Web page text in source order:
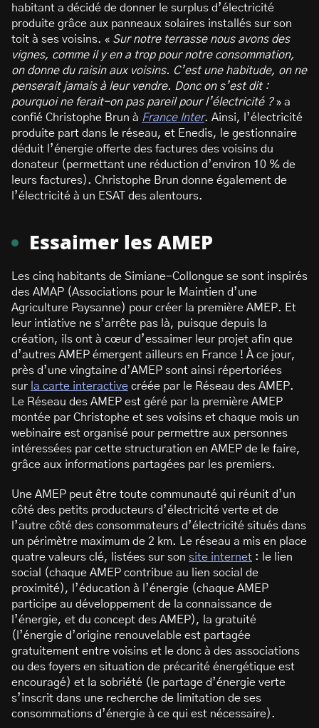
habitant a décidé de donner le surplus d’électricité
produite grâce aux panneaux solaires installés sur son
toit à ses voisins. « Sur notre terrasse nous avons des
vignes, comme il y en a trop pour notre consommation,
on donne du raisin aux voisins. C’est une habitude, on ne
penserait jamais à leur vendre. Donc on s’est dit :
pourquoi ne ferait-on pas pareil pour l’électricité ?» a
confié Christophe Brun à France Inter. Ainsi, l’électricité
produite part dans le réseau, et Enedis, le gestionnaire
déduit l’énergie offerte des factures des voisins du
donateur (permettant une réduction d’environ 10 % de
leurs factures). Christophe Brun donne également de
l’électricité à un ESAT des alentours.
Essaimer les AMEP
Les cinq habitants de Simiane-Collongue se sont inspirés
des AMAP (Associations pour le Maintien d’une
Agriculture Paysanne) pour créer la première AMEP. Et
leur intiative ne s’arrête pas là, puisque depuis la
création, ils ont à cœur d’essaimer leur projet afin que
d’autres AMEP émergent ailleurs en France ! À ce jour,
près d’une vingtaine d’AMEP sont ainsi répertoriées
sur la carte interactive créée par le Réseau des AMEP.
Le Réseau des AMEP est géré par la première AMEP
montée par Christophe et ses voisins et chaque mois un
webinaire est organisé pour permettre aux personnes
intéressées par cette structuration en AMEP de le faire,
grâce aux informations partagées par les premiers.
Une AMEP peut être toute communauté qui réunit d’un
côté des petits producteurs d’électricité verte et de
l’autre côté des consommateurs d’électricité situés dans
un périmètre maximum de 2 km. Le réseau a mis en place
quatre valeurs clé, listées sur son site internet : le lien
social (chaque AMEP contribue au lien social de
proximité), l’éducation à l’énergie (chaque AMEP
participe au développement de la connaissance de
l’énergie, et du concept des AMEP), la gratuité
(l’énergie d’origine renouvelable est partagée
gratuitement entre voisins et le donc à des associations
ou des foyers en situation de précarité énergétique est
encouragé) et la sobriété (le partage d’énergie verte
s’inscrit dans une recherche de limitation de ses
consommations d’énergie à ce qui est nécessaire).